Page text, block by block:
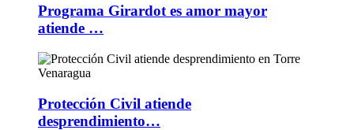
Programa Girardot es amor mayor
atiende …
Protección Civil atiende
desprendimiento…